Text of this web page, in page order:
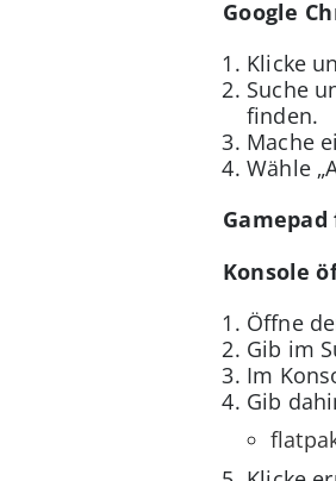
Google
Klicke
Suche
finden.
Mache
Wähle
Konsole
Öffne
Gib im
Im
Gib